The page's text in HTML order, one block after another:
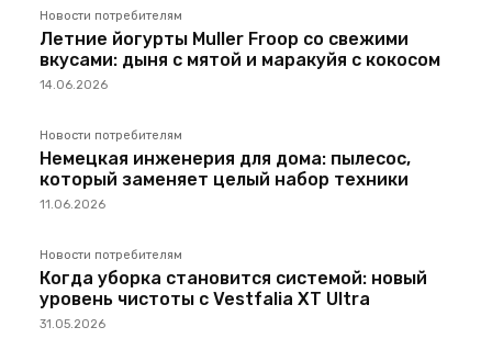
Новости потребителям
Летние йогурты Muller Froop со свежими
вкусами: дыня с мятой и маракуйя с кокосом
14.06.2026
Новости потребителям
Немецкая инженерия для дома: пылесос,
который заменяет целый набор техники
11.06.2026
Новости потребителям
Когда уборка становится системой: новый
уровень чистоты с Vestfalia XT Ultra
31.05.2026